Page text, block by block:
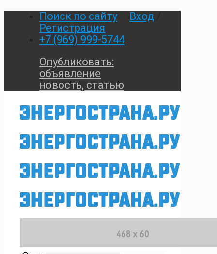
Поиск по сайту Вход
Регистрация
+7 (969) 999-5744
Опубликовать:
объявление
новость, статью